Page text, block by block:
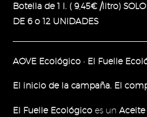
Botella de 1 l. ( 9,45€ /litro)
DE 6 o 12 UNIDADES
AOVE Ecológico · El Fuelle
El inicio de la campaña. El
El Fuelle Ecológico es un Aceite